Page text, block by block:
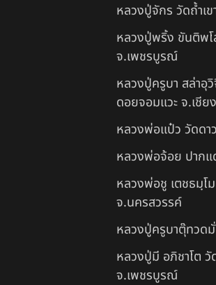
หลวงปู่จักร วัดถ้ำเ
หลวงปู่พริ้ง ขันติพ
จ.เพชรบูรณ์
หลวงปู่ครูบา สล่าอุ
ดอยจอมแวะ จ.เชีย
หลวงพ่อแป๋ว วัดดา
หลวงพ่อจ้อย ปากแ
หลวงพ่อชู เตชธมฺ
จ.นครสวรรค์
หลวงปู่ครูบาตุ๊ทว
หลวงปู่มี อภิชาโต
จ.เพชรบูรณ์